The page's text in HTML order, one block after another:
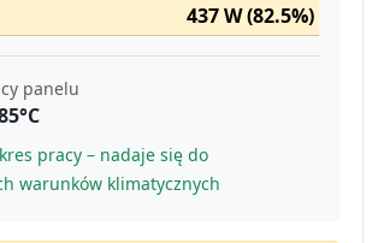
437 W (82.5%)
panelu
pracy – nadaje się do
warunków klimatycznych